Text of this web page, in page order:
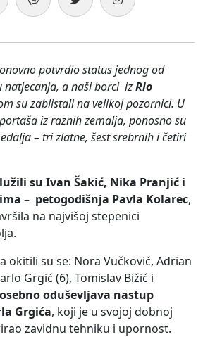
potvrdio status jednog od
a naši borci izRio
su zablistali na velikoj pozornici. U
iz raznih zemalja, ponosno su
– tri zlatne, šest srebrnih i četiri
su Ivan Šakić, Nika Pranjić i
– petogodišnja Pavla Kolarec,
na najvišoj stepenici
okitili su se: Nora Vučković, Adrian
Grgić (6), Tomislav Bižić i
oduševljava nastup
Grgića, koji je u svojoj dobnoj
zavidnu tehniku i upornost.